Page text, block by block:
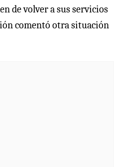
de volver a sus servicios
comentó otra situación